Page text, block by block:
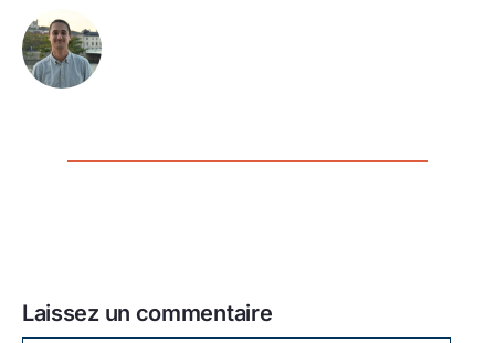
Laissez un commentaire